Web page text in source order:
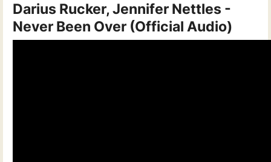
Darius Rucker, Jennifer Nettles -
Never Been Over (Official Audio)